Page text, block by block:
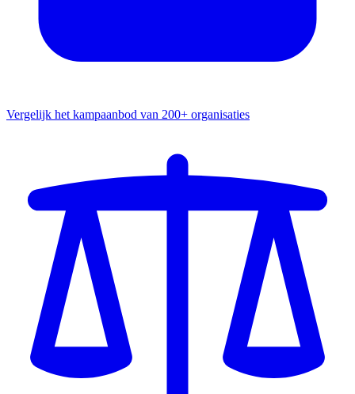
Vergelijk het kampaanbod van 200+ organisaties